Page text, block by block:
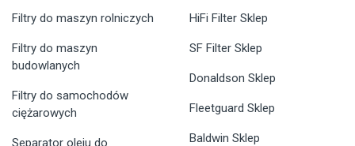
Filtry do maszyn rolniczych
Filtry do maszyn
budowlanych
Filtry do samochodów
ciężarowych
Separator oleju do
HiFi Filter Sklep
SF Filter Sklep
Donaldson Sklep
Fleetguard Sklep
Baldwin Sklep